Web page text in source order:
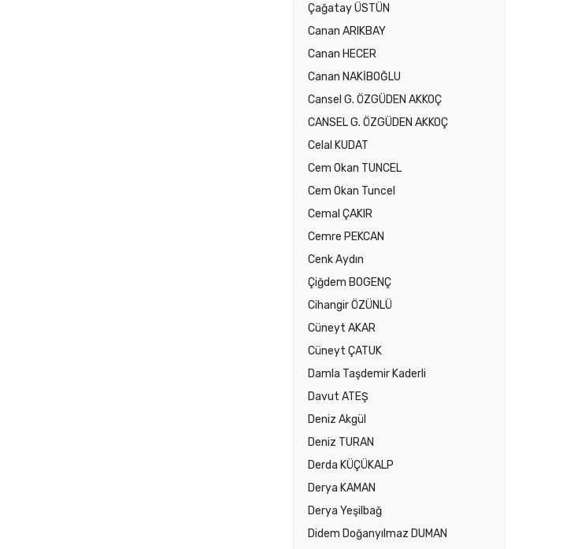
Çağatay ÜSTÜN
Canan ARIKBAY
Canan HECER
Canan NAKİBOĞLU
Cansel G. ÖZGÜDEN AKKOÇ
CANSEL G. ÖZGÜDEN AKKOÇ
Celal KUDAT
Cem Okan TUNCEL
Cem Okan Tuncel
Cemal ÇAKIR
Cemre PEKCAN
Cenk Aydın
Çiğdem BOGENÇ
Cihangir ÖZÜNLÜ
Cüneyt AKAR
Cüneyt ÇATUK
Damla Taşdemir Kaderli
Davut ATEŞ
Deniz Akgül
Deniz TURAN
Derda KÜÇÜKALP
Derya KAMAN
Derya Yeşilbağ
Didem Doğanyılmaz DUMAN